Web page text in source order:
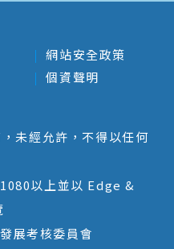
網站安全政策
個資聲明
未經允許，不得以任何
以上並以 Edge &
展考核委員會